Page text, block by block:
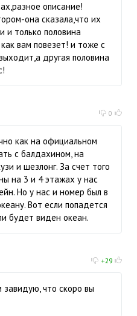
описание!
она сказала,что их
и только половина
вам повезет! и тоже с
другая половина
0
как на официальном
с балдахином, на
и шезлонг. За счет того
на 3 и 4 этажах у нас
Но у нас и номер был в
Вот если попадется
будет виден океан.
+29
что скоро вы